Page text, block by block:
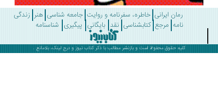
رمان ایرانی خاطره، سفرنامه و روایت جامعه شناسی هنر زندگی
مرجع کتابشناسی نقد بایگانی پیگیری شناسنامه
کلیه حقوق محفوظ است و بازنشر مطالب با ذکرکتاب نیوز و درج لینک، بلامانع .